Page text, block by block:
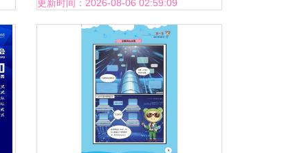
更新时间：2026-08-06 02:59:09